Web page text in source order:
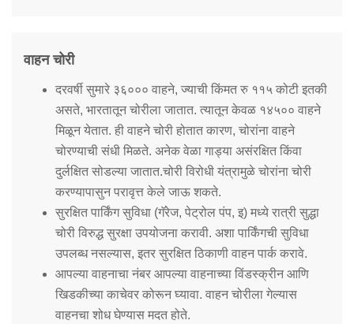
वाहन चोरी
दरवर्षी सुमारे ३६००० वाहने, ज्याची किंमत रु ११५ कोटी इतकी
असते, भारतातून चोरीला जातात. त्यातून केवळ १४५०० वाहने
मिळून येतात. ही वाहने चोरी होतात कारण, चोरांना वाहने
चोरण्याची संधी मिळते. अनेक वेळा गाड्या असंरक्षित किंवा
दुर्लक्षित सोडल्या जातात.चोरी विरोधी यंत्रामुळे चोरांना चोरी
करण्यापासुन परावृत्त केले जाऊ शकते.
सुरक्षित पार्किंग सुविधा (गॅरेज, पेट्रोल पंप, इ) मध्ये रात्री सुद्धा
चोरी विरुद्ध सुरक्षा उपयोजना करावी. अशा पार्किंगची सुविधा
उपलब्ध नसल्यास, इतर सुरक्षित ठिकाणी वाहन पार्क करावे.
आपल्या वाहनाचा नंबर आपल्या वाहनाच्या विंडस्क्रीन आणि
खिडकीच्या काचेवर कोरून घ्यावा. वाहन चोरीला गेल्यास
वाहनचा शोध घेण्यास मदत होते.